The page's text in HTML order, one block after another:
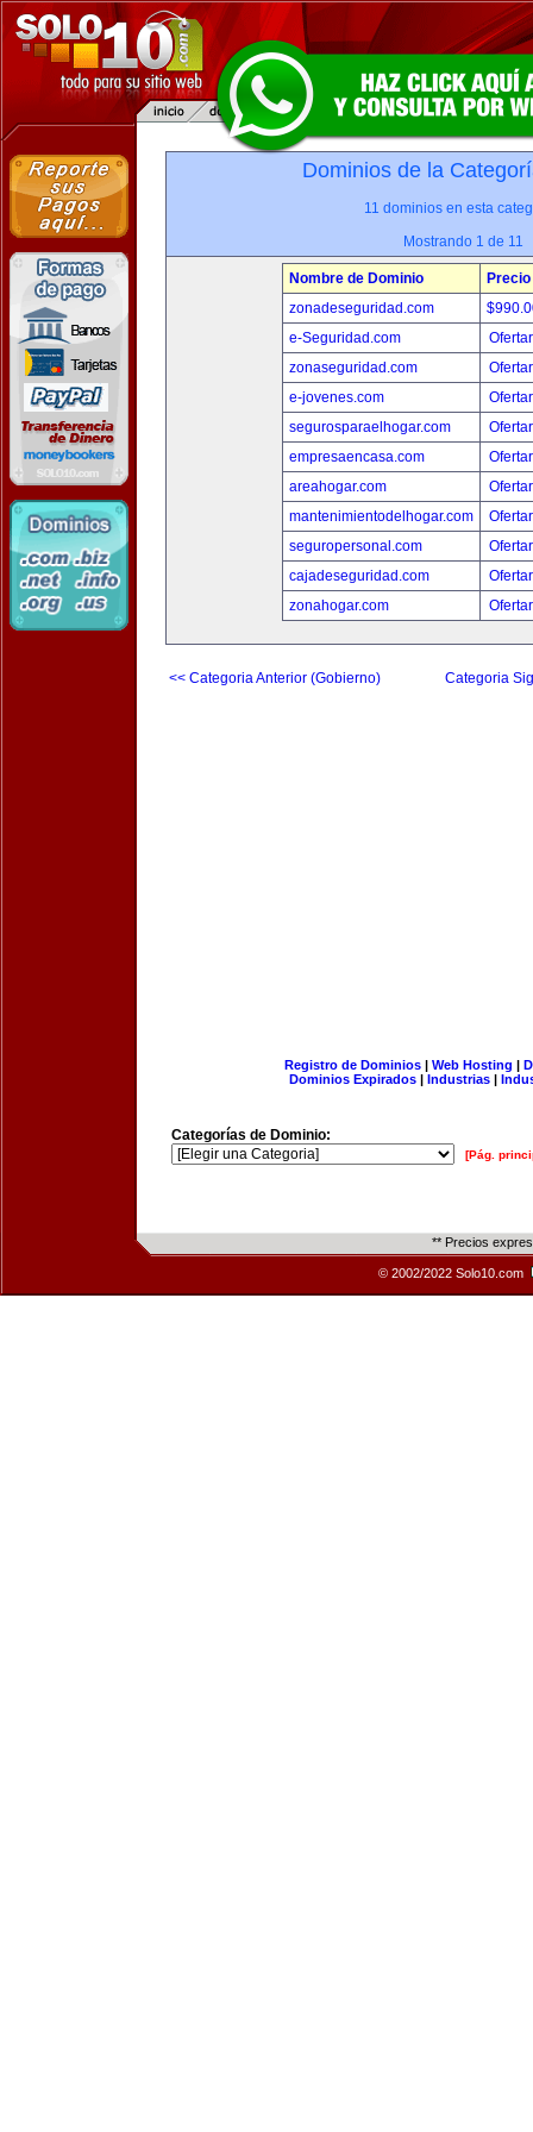
Dominios de la
11 dominios en esta
Mostrando 1 de 11
Nombre de Dominio
Precio
zonadeseguridad.com
e-Seguridad.com
zonaseguridad.com
e-jovenes.com
segurosparaelhogar.com
empresaencasa.com
areahogar.com
mantenimientodelhogar.com
seguropersonal.com
cajadeseguridad.com
zonahogar.com
<< Categoria Anterior (Gobierno) Categoria
Registro de Dominios| Web Hosting |
Dominios Expirados | Industrias |
Categorías de Dominio:
[Pág.
** Precios
© 2002/2022 Solo10.com